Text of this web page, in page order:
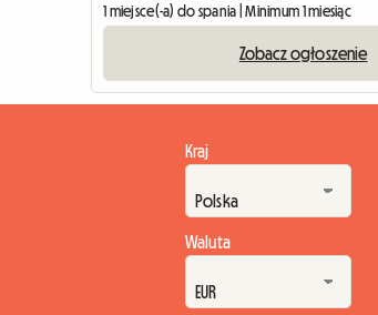
1 miejsce(-a) do spania | Minimum 1 miesiąc
Zobacz ogłoszenie
Kraj
Waluta